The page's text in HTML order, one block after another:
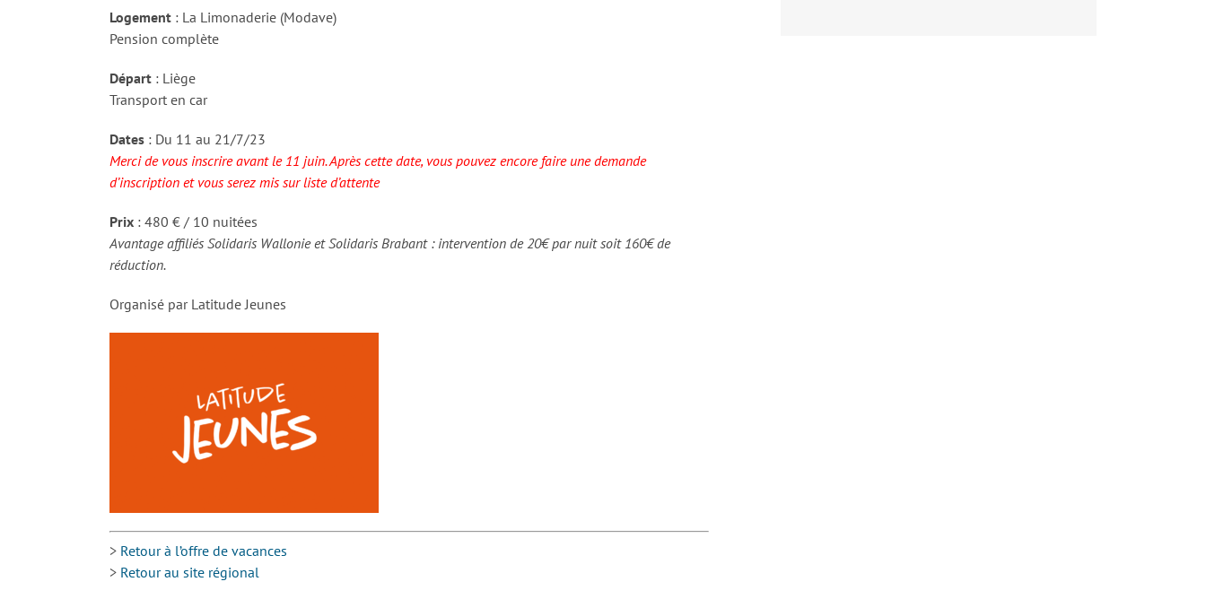
Logement : La Limonaderie (Modave)
Pension complète
Départ : Liège
Transport en car
Dates : Du 11 au 21/7/23
Merci de vous inscrire avant le 11 juin. Après cette date, vous pouvez encore faire une demande
d’inscription et vous serez mis sur liste d’attente
Prix : 480 € / 10 nuitées
Avantage affiliés Solidaris Wallonie et Solidaris Brabant : intervention de 20€ par nuit soit 160€ de
réduction.
Organisé par Latitude Jeunes
> Retour à l’offre de vacances
> Retour au site régional